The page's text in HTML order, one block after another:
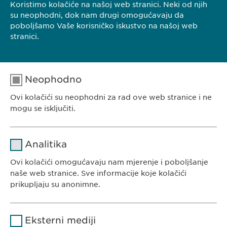
Tel.: +387 33 592 140
E-Mail:
EWOPHARMA BOSNA I HERCEGOVINA
Bosna i Hercegovina
Koristimo kolačiće na našoj web stranici. Neki od njih
su neophodni, dok nam drugi omogućavaju da
poboljšamo Vaše korisničko iskustvo na našoj web
stranici.
Neophodno
Ovi kolačići su neophodni za rad ove web stranice i ne
mogu se isključiti.
sgalinski
Trajanje
Svrha
saglasnosti kolačića.
Analitika
Ovi kolačići omogućavaju nam mjerenje i poboljšanje
naše web stranice. Sve informacije koje kolačići
prikupljaju su anonimne.
Eksterni mediji